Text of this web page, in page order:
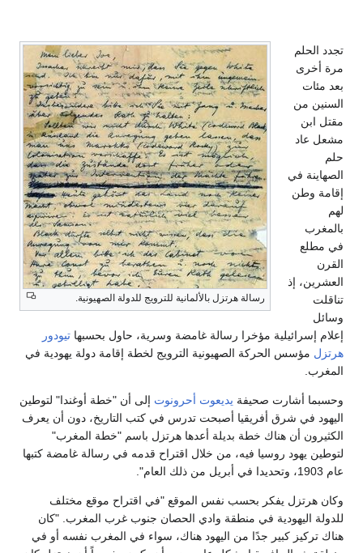
رسالة هرتزل بالألمانية للترويج للدولة الصهيونية.
الحلم
أخرى
مئات
من
ابن
عاد
في
وطن
مطلع
إذ
إسرائيلية مؤخرا رسالة غامضة وسرية، حاول بحسبهاتيودور
مؤسس الحركة الصهيونية الترويج لخطة إقامة دولة يهودية في
أشارت صحيفةيديعوت أحرونوتإلى أن "خطة أوغندا" لتوطين
في شرق أفريقيا أصبحت تدرس في كتب التاريخ، دون أن يعرف
أن هناك خطة بديلة أعدها هرتزل باسم "خطة المغرب"
يهود روسيا فيه، من خلال اقتراح قدمه في رسالة غامضة كتبها
هرتزل يفكر بحسب نفس الموقع "في اقتراح موقع مختلف
اليهودية في منطقة وادي الحصان جنوب غرب المغرب. "كان
تركيز كبير جدًا من اليهود هناك، سواء في المغرب نفسه أو في